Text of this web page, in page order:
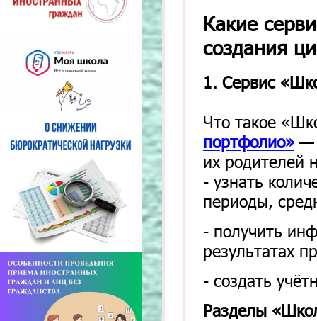
Какие
создания
1. Сервис
Что такое
портфолио» —
их родителей
- узнать
периоды,
- получить
результатах
- создать
Разделы